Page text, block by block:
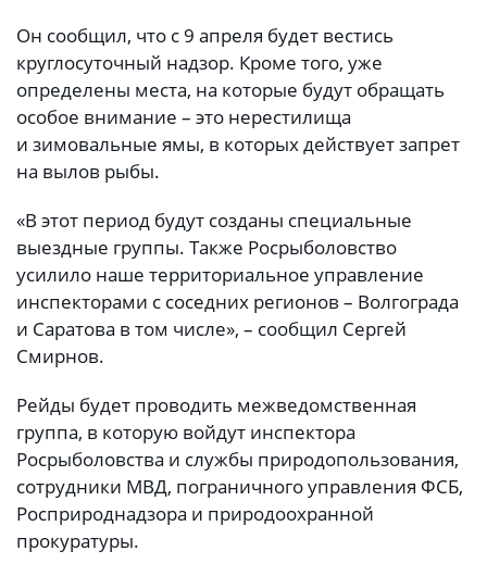
Он сообщил, что с 9 апреля будет вестись
круглосуточный надзор. Кроме того, уже
определены места, на которые будут обращать
особое внимание – это нерестилища
и зимовальные ямы, в которых действует запрет
на вылов рыбы.
«В этот период будут созданы специальные
выездные группы. Также Росрыболовство
усилило наше территориальное управление
инспекторами с соседних регионов – Волгограда
и Саратова в том числе», – сообщил Сергей
Смирнов.
Рейды будет проводить межведомственная
группа, в которую войдут инспектора
Росрыболовства и службы природопользования,
сотрудники МВД, пограничного управления ФСБ,
Росприроднадзора и природоохранной
прокуратуры.